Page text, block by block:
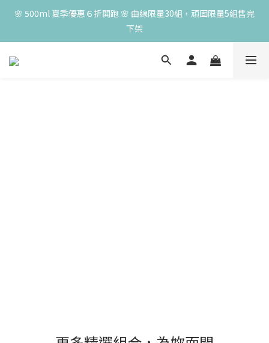
😍 50ml 任一瓶結帳享 8 折，任三瓶享 75 折，任五瓶享 7 折！想
大量訂購另有優惠，快來私訊小編哦 👉
🌸 500ml 夏季優惠６折開跑 🌸 曲線限量30組，頑固限量5組售完
下架
😍 50ml 任一瓶結帳享 8 折，任三瓶享 75 折，任五瓶享 7 折！想